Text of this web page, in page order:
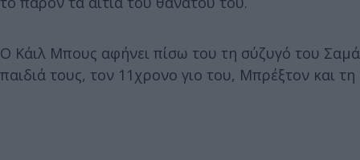
Ο Κάιλ Μπους αφήνει πίσω του τη σύζυγό του
παιδιά τους, τον 11χρονο γιο του, Μπρέξτον και